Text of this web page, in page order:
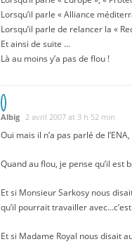
Lorsqu’il parle « Alliance
Lorsqu’il parle de relancer la «
Et ainsi de suite …
Là au moins y’a pas de flou !
Albig 2 avril 2007 at 3 h 52 min
Oui mais il n’a pas parlé de
Quand au flou, je pense qu’il
Et si Monsieur Sarkosy nous
qu’il pourrait travailler
Et si Madame Royal nous disait